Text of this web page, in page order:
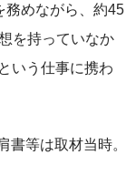
務めながら、約45
を持っていなか
いう仕事に携わ
書等は取材当時。